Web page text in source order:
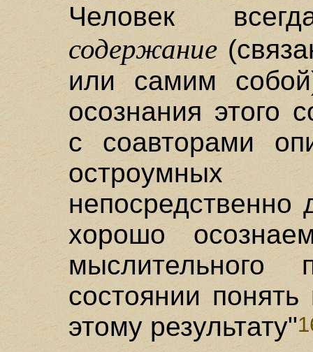
Человек
содержание
или самим
осознания этого
с соавторами
остроумных
хорошо
состоянии
этому результату"